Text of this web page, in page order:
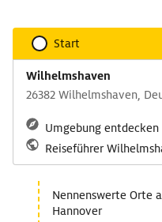
Start
Wilhelmshaven
26382 Wilhelmshaven,
Umgebung entdecken
Reiseführer
Nennenswerte Orte
Hannover